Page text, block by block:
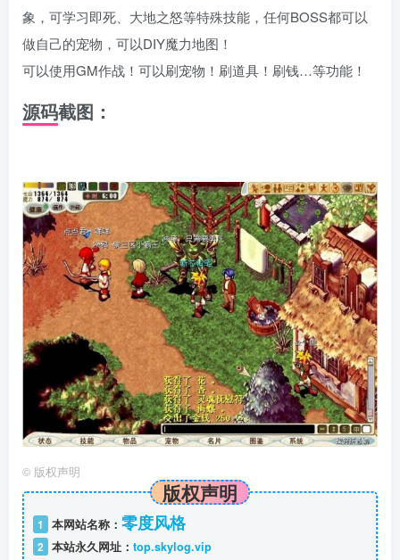
象，可学习即死、大地之怒等特殊技能，任何BOSS都可以
做自己的宠物，可以DIY魔力地图！
可以使用GM作战！可以刷宠物！刷道具！刷钱…等功能！
源码截图：
© 版权声明
版权声明
1 本网站名称： 零度风格
2 本站永久网址： top.skylog.vip